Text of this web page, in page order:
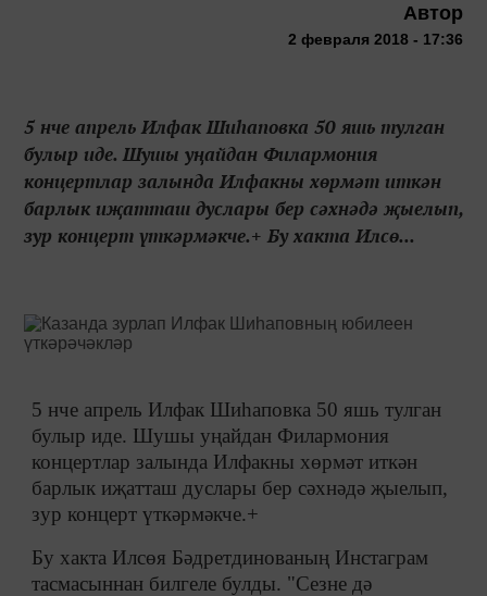
Автор
2 февраля 2018 - 17:36
5 нче апрель Илфак Шиһаповка 50 яшь тулган
булыр иде. Шушы уңайдан Филармония
концертлар залында Илфакны хөрмәт иткән
барлык иҗатташ дуслары бер сәхнәдә җыелып,
зур концерт үткәрмәкче.+ Бу хакта Илсө...
5 нче апрель Илфак Шиһаповка 50 яшь тулган
булыр иде. Шушы уңайдан Филармония
концертлар залында Илфакны хөрмәт иткән
барлык иҗатташ дуслары бер сәхнәдә җыелып,
зур концерт үткәрмәкче.+
Бу хакта Илсөя Бәдретдинованың Инстаграм
тасмасыннан билгеле булды. "Сезне дә